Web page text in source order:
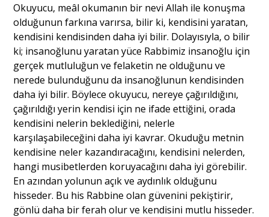
Okuyucu, meâl okumanın bir nevi Allah ile konuşma
olduğunun farkına varırsa, bilir ki, kendisini yaratan,
kendisini kendisinden daha iyi bilir. Dolayısıyla, o bilir
ki; insanoğlunu yaratan yüce Rabbimiz insanoğlu için
gerçek mutluluğun ve felaketin ne olduğunu ve
nerede bulunduğunu da insanoğlunun kendisinden
daha iyi bilir. Böylece okuyucu, nereye çağırıldığını,
çağırıldığı yerin kendisi için ne ifade ettiğini, orada
kendisini nelerin beklediğini, nelerle
karşılaşabileceğini daha iyi kavrar. Okuduğu metnin
kendisine neler kazandıracağını, kendisini nelerden,
hangi musibetlerden koruyacağını daha iyi görebilir.
En azından yolunun açık ve aydınlık olduğunu
hisseder. Bu his Rabbine olan güvenini pekiştirir,
gönlü daha bir ferah olur ve kendisini mutlu hisseder.